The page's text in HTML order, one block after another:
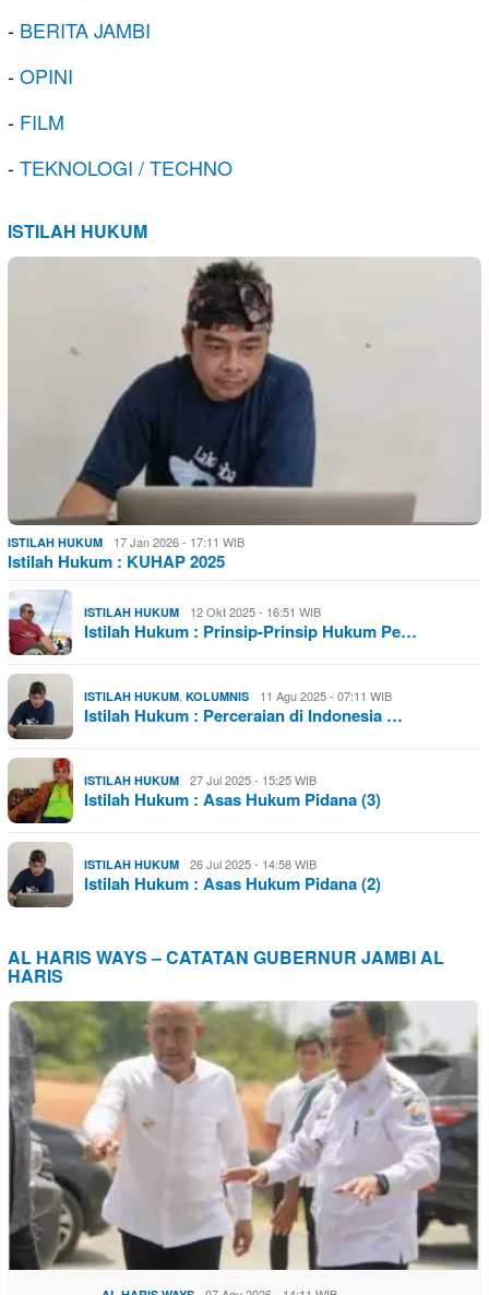
- BERITA JAMBI
-OPINI
- FILM
-TEKNOLOGI / TECHNO
ISTILAH HUKUM
ISTILAH HUKUM 17 Jan 2026 - 17:11 WIB
Istilah Hukum : KUHAP 2025
ISTILAH HUKUM 12 Okt 2025 - 16:51 WIB
Istilah Hukum : Prinsip-Prinsip Hukum Pe…
ISTILAH HUKUM, KOLUMNIS 11 Agu 2025 - 07:11 WIB
Istilah Hukum : Perceraian di Indonesia …
ISTILAH HUKUM 27 Jul 2025 - 15:25 WIB
Istilah Hukum : Asas Hukum Pidana (3)
ISTILAH HUKUM 26 Jul 2025 - 14:58 WIB
Istilah Hukum : Asas Hukum Pidana (2)
AL HARIS WAYS – CATATAN GUBERNUR JAMBI AL
HARIS